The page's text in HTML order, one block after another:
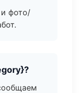
и фото/